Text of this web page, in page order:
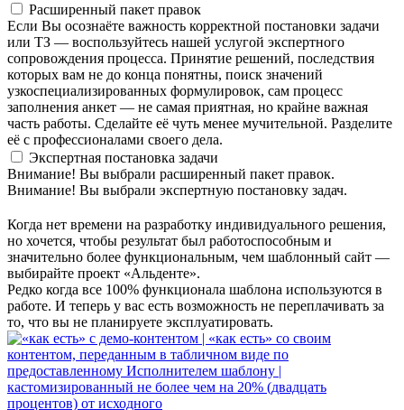
Расширенный пакет правок
Если Вы осознаёте важность корректной постановки задачи
или ТЗ — воспользуйтесь нашей услугой экспертного
сопровождения процесса. Принятие решений, последствия
которых вам не до конца понятны, поиск значений
узкоспециализированных формулировок, сам процесс
заполнения анкет — не самая приятная, но крайне важная
часть работы. Сделайте её чуть менее мучительной. Разделите
её с профессионалами своего дела.
Экспертная постановка задачи
Внимание! Вы выбрали расширенный пакет правок.
Внимание! Вы выбрали экспертную постановку задач.
Когда нет времени на разработку индивидуального решения,
но хочется, чтобы результат был работоспособным и
значительно более функциональным, чем шаблонный сайт —
выбирайте проект «Альденте».
Редко когда все 100% функционала шаблона используются в
работе. И теперь у вас есть возможность не переплачивать за
то, что вы не планируете эксплуатировать.